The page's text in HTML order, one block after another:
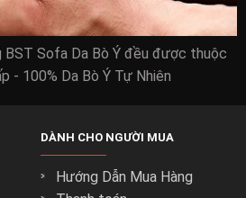
BST Sofa Da Bò Ý đều được thuộc
- 100% Da Bò Ý Tự Nhiên
DÀNH CHO NGƯỜI MUA
Hướng Dẫn Mua Hàng